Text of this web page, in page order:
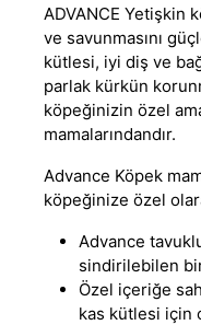
ADVANCE Yetişkin
ve savunmasını
kütlesi, iyi diş ve
parlak kürkün
köpeğinizin özel
mamalarındandır.
Advance Köpek
köpeğinize özel
Advance
sindirilebilen
Özel içeriğe
kas kütlesi için